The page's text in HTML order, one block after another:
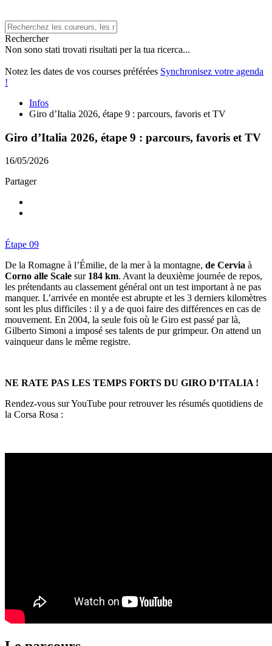
Rechercher
Non sono stati trovati risultati per la tua ricerca...
Notez les dates de vos courses préférées Synchronisez votre agenda
!
Infos
Giro d’Italia 2026, étape 9 : parcours, favoris et TV
Giro d’Italia 2026, étape 9 : parcours, favoris et TV
16/05/2026
Partager
Étape 09
De la Romagne à l’Émilie, de la mer à la montagne, de Cervia à
Corno alle Scale sur 184 km. Avant la deuxième journée de repos,
les prétendants au classement général ont un test important à ne pas
manquer. L’arrivée en montée est abrupte et les 3 derniers kilomètres
sont les plus difficiles : il y a de quoi faire des différences en cas de
mouvement. En 2004, la seule fois où le Giro est passé par là,
Gilberto Simoni a imposé ses talents de pur grimpeur. On attend un
vainqueur dans le même registre.
NE RATE PAS LES TEMPS FORTS DU GIRO D’ITALIA !
Rendez-vous sur YouTube pour retrouver les résumés quotidiens de
la Corsa Rosa :